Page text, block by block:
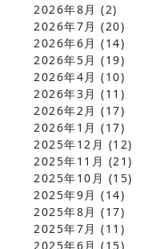
2026年8月 (2)
2026年7月 (20)
2026年6月 (14)
2026年5月 (19)
2026年4月 (10)
2026年3月 (11)
2026年2月 (17)
2026年1月 (17)
2025年12月 (12)
2025年11月 (21)
2025年10月 (15)
2025年9月 (14)
2025年8月 (17)
2025年7月 (11)
2025年6月 (15)